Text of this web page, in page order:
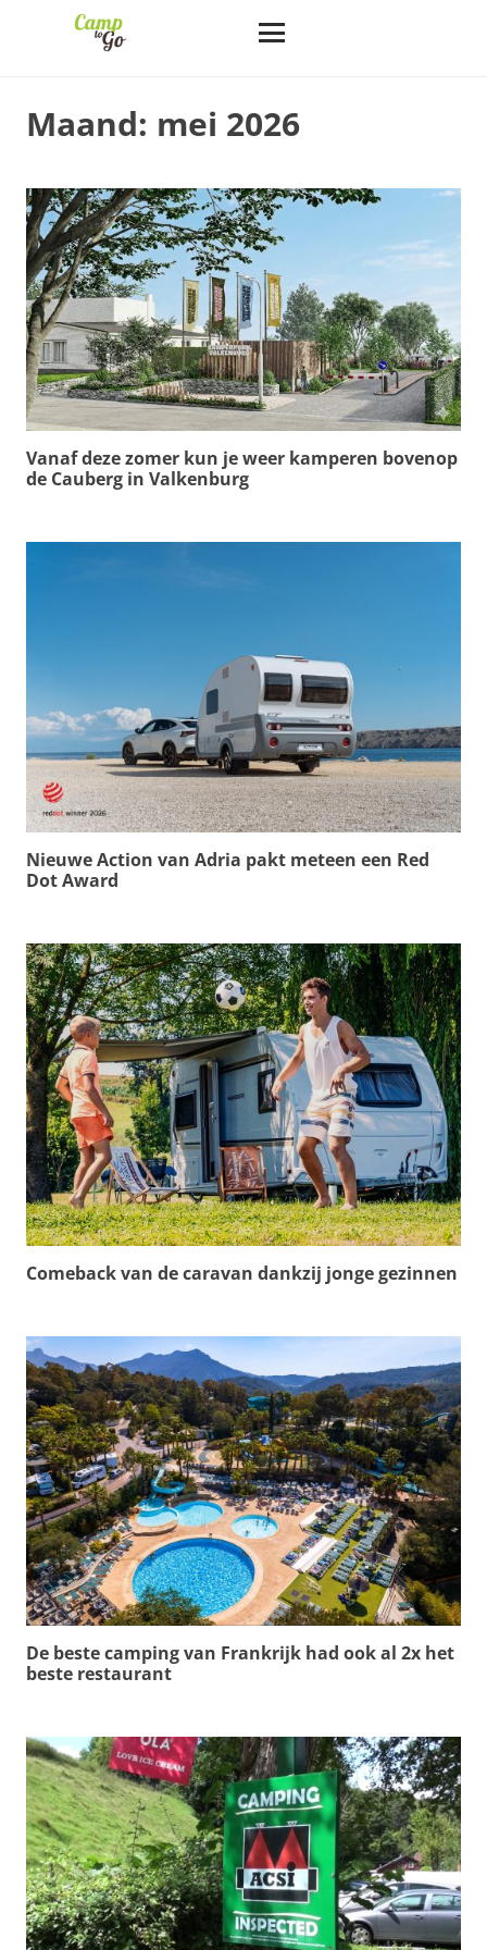
Maand: mei 2026
Vanaf deze zomer kun je weer kamperen bovenop
de Cauberg in Valkenburg
Nieuwe Action van Adria pakt meteen een Red
Dot Award
Comeback van de caravan dankzij jonge gezinnen
De beste camping van Frankrijk had ook al 2x het
beste restaurant